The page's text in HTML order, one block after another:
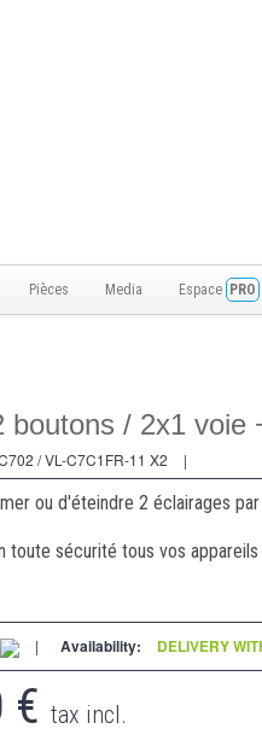
Pièces Media Espace PRO
boutons / 2x1 voie
/ VL-C7C1FR-11 X2 |
ou d'éteindre 2 éclairages
toute sécurité tous vos
| Availability: DELIVERY
€ tax incl.